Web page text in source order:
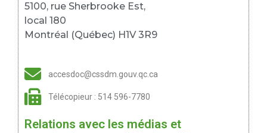
5100, rue Sherbrooke Est,
local 180
Montréal (Québec) H1V 3R9
accesdoc@cssdm.gouv.qc.ca
Télécopieur : 514 596-7780
Relations avec les médias et